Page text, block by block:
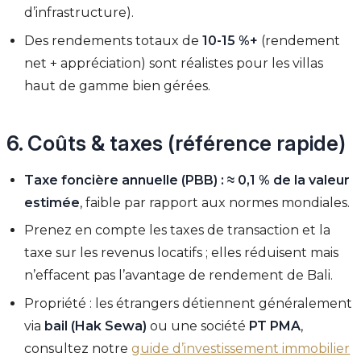
d’infrastructure).
Des rendements totaux de10-15 %+ (rendement
net + appréciation) sont réalistes pour les villas
haut de gamme bien gérées.
6. Coûts & taxes (référence rapide)
Taxe foncière annuelle (PBB) : ≈ 0,1 % de la valeur
estimée, faible par rapport aux normes mondiales.
Prenez en compte les taxes de transaction et la
taxe sur les revenus locatifs ; elles réduisent mais
n’effacent pas l’avantage de rendement de Bali.
Propriété : les étrangers détiennent généralement
via bail (Hak Sewa) ou une société PT PMA,
consultez notreguide d’investissement immobilier